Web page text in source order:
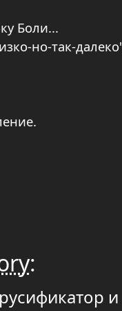
Боли...
но-так-
:
и